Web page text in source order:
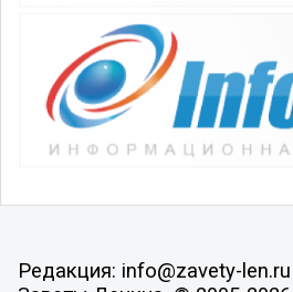
Редакция: info@zavety-len.ru